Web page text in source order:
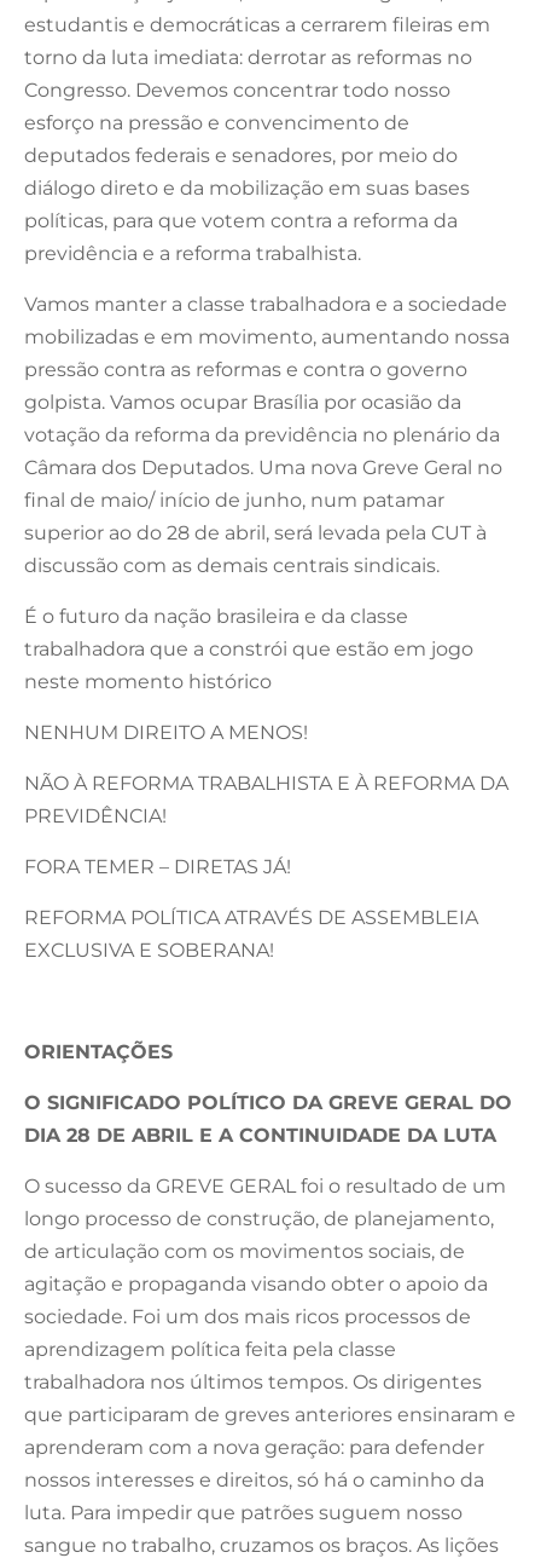
estudantis e democráticas a cerrarem fileiras em
torno da luta imediata: derrotar as reformas no
Congresso. Devemos concentrar todo nosso
esforço na pressão e convencimento de
deputados federais e senadores, por meio do
diálogo direto e da mobilização em suas bases
políticas, para que votem contra a reforma da
previdência e a reforma trabalhista.
Vamos manter a classe trabalhadora e a sociedade
mobilizadas e em movimento, aumentando nossa
pressão contra as reformas e contra o governo
golpista. Vamos ocupar Brasília por ocasião da
votação da reforma da previdência no plenário da
Câmara dos Deputados. Uma nova Greve Geral no
final de maio/ início de junho, num patamar
superior ao do 28 de abril, será levada pela CUT à
discussão com as demais centrais sindicais.
É o futuro da nação brasileira e da classe
trabalhadora que a constrói que estão em jogo
neste momento histórico
NENHUM DIREITO A MENOS!
NÃO À REFORMA TRABALHISTA E À REFORMA DA
PREVIDÊNCIA!
FORA TEMER – DIRETAS JÁ!
REFORMA POLÍTICA ATRAVÉS DE ASSEMBLEIA
EXCLUSIVA E SOBERANA!
ORIENTAÇÕES
O SIGNIFICADO POLÍTICO DA GREVE GERAL DO
DIA 28 DE ABRIL E A CONTINUIDADE DA LUTA
O sucesso da GREVE GERAL foi o resultado de um
longo processo de construção, de planejamento,
de articulação com os movimentos sociais, de
agitação e propaganda visando obter o apoio da
sociedade. Foi um dos mais ricos processos de
aprendizagem política feita pela classe
trabalhadora nos últimos tempos. Os dirigentes
que participaram de greves anteriores ensinaram e
aprenderam com a nova geração: para defender
nossos interesses e direitos, só há o caminho da
luta. Para impedir que patrões suguem nosso
sangue no trabalho, cruzamos os braços. As lições